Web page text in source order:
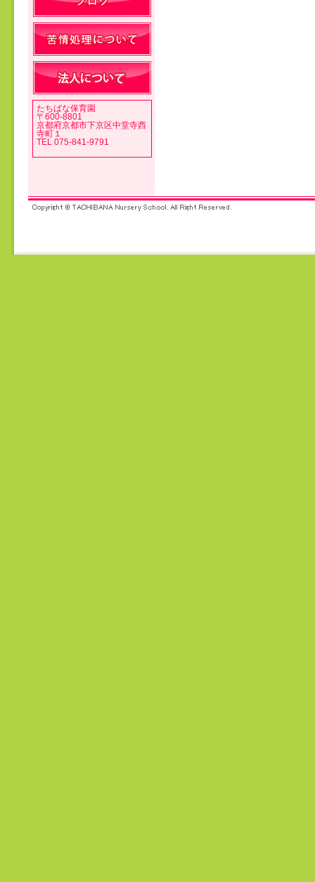
たちばな保育園
〒600-8801
京都府京都市下京区中堂寺西
寺町１
TEL 075-841-9791